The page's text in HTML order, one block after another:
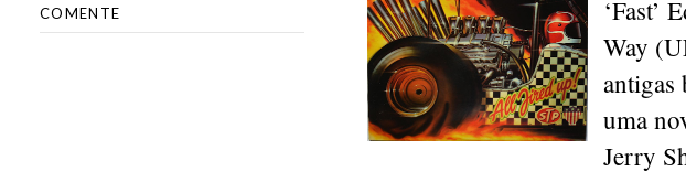
COMENTE
‘Fast’
Way
antigas
uma
Jerry